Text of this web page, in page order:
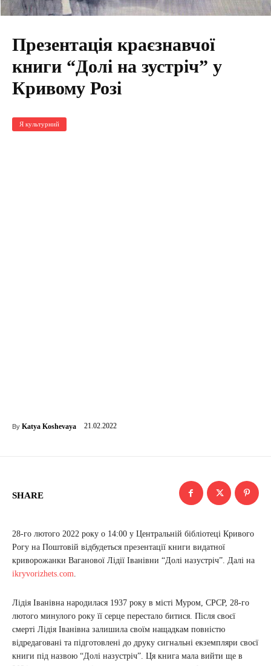
Презентація краєзнавчої
книги “Долі на зустріч” у
Кривому Розі
Я культурний
By Katya Koshevaya 21.02.2022
SHARE
28-го лютого 2022 року о 14:00 у Центральній бібліотеці Кривого
Рогу на Поштовій відбудеться презентації книги видатної
криворожанки Ваганової Лідії Іванівни “Долі назустріч”. Далі на
ikryvorizhets.com.
Лідія Іванівна народилася 1937 року в місті Муром, СРСР, 28-го
лютого минулого року її серце перестало битися. Після своєї
смерті Лідія Іванівна залишила своїм нащадкам повністю
відредаговані та підготовлені до друку сигнальні екземпляри своєї
книги під назвою “Долі назустріч”. Ця книга мала вийти ще в